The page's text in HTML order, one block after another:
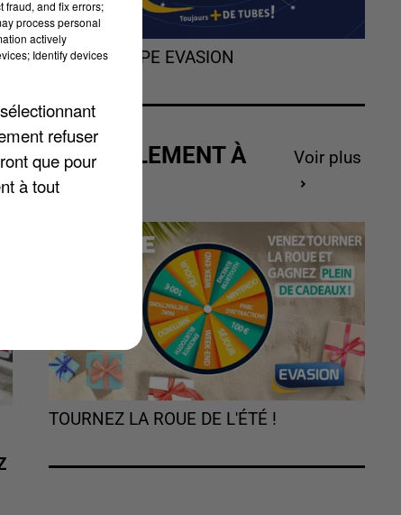
L'HOROSCOPE EVASION
ACTUELLEMENT À
GAGNER
Voir plus
TOURNEZ LA ROUE DE L'ÉTÉ !
fraud, and fix errors;
process personal
actively
Identify devices
refuser
que pour
à tout